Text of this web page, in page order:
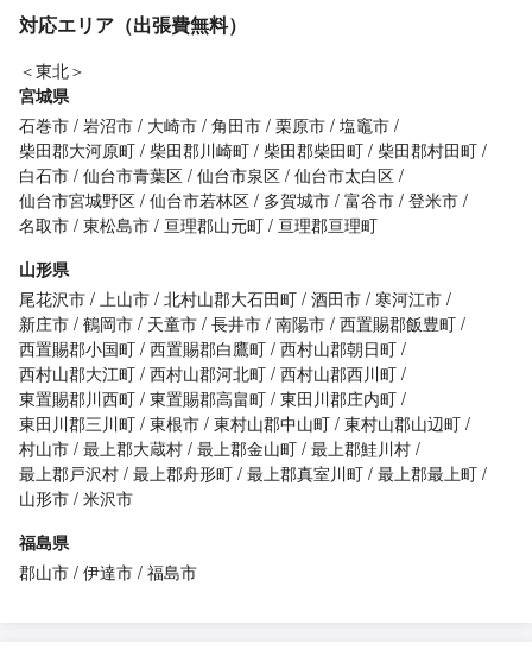
対応エリア（出張費無料）
＜東北＞
宮城県
石巻市 岩沼市 大崎市 角田市 栗原市 塩竈市
柴田郡大河原町
柴田郡川崎町 柴田郡柴田町
柴田郡村田町
白石市 仙台市青葉区 仙台市泉区 仙台市太白区
仙台市宮城野区 仙台市若林区 多賀城市 富谷市 登米市
名取市 東松島市 亘理郡山元町
亘理郡亘理町
山形県
尾花沢市 上山市 北村山郡大石田町 酒田市 寒河江市
新庄市 鶴岡市 天童市 長井市 南陽市 西置賜郡飯豊町
西置賜郡小国町 西置賜郡白鷹町 西村山郡朝日町
西村山郡大江町 西村山郡河北町 西村山郡西川町
東置賜郡川西町 東置賜郡高畠町 東田川郡庄内町
東田川郡三川町 東根市 東村山郡中山町 東村山郡山辺町
村山市 最上郡大蔵村 最上郡金山町 最上郡鮭川村
最上郡戸沢村 最上郡舟形町 最上郡真室川町 最上郡最上町
山形市 米沢市
福島県
郡山市 伊達市 福島市